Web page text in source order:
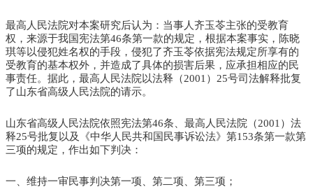
最高人民法院对本案研究后认为：当事人齐玉苓主张的受教育
权，来源于我国宪法第46条第一款的规定，根据本案事实，陈晓
琪等以侵犯姓名权的手段，侵犯了齐玉苓依据宪法规定所享有的
受教育的基本权外，并造成了具体的损害后果，应承担相应的民
事责任。据此，最高人民法院以法释（2001）25号司法解释批复
了山东省高级人民法院的请示。
山东省高级人民法院依照宪法第46条、最高人民法院（2001）法
释25号批复以及《中华人民共和国民事诉讼法》第153条第一款第
三项的规定，作出如下判决：
一、维持一审民事判决第一项、第二项、第三项；